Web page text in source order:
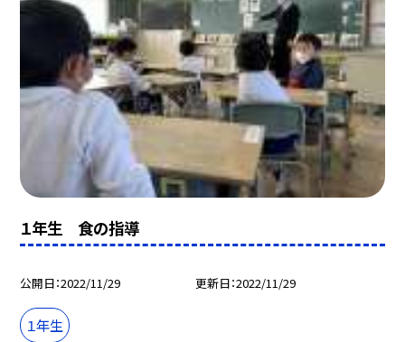
１年生 食の指導
公開日 2022/11/29 更新日 2022/11/29
１年生